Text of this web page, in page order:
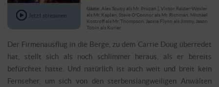
Jetzt streamen
Gäste: Alex Scuby als Mr. Pruzan ], Victor Raider-Wexler
als Mr. Kaplan, Steve O'Connor als Mr. Richman, Michael
Kostroff als Mr. Thompson, Jackie Flynn als Jimmy, Jason
Tobin als Kurier
Der Firmenausflug in die Berge, zu dem Carrie Doug überredet
hat, stellt sich als noch schlimmer heraus, als er bereits
befürchtet hatte. Und natürlich ist auch weit und breit kein
Fernseher, um sich von den sterbenslangweiligen Anwälten